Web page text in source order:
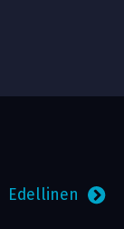
Edellinen